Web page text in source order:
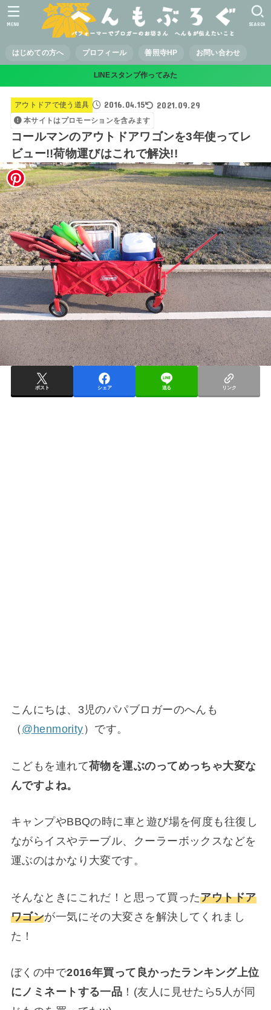
はじめての方へ プロフィール 善照寺HP お問い合わせ
SEARCH
MENU
LINEスタンプ作ってみた
アウトドアで使う道具 2016.04.15 2021.09.29
本サイトはプロモーションを含みます
コールマンのアウトドアワゴンを3年使ってレ
ビュー!!荷物運びはこれで解決!!
ポスト シェア 送る リンク
こんにちは、3児のパパブロガーのへんも
（ @henmority ）です。
こどもを連れて荷物を運ぶのってめっちゃ大変な
んですよね。
キャンプやBBQの時に車と遊び場を何度も往復し
ながらイスやテーブル、クーラーボックスなどを
運ぶのはかなり大変です。
そんなときにこれだ！と思って買ったアウトドア
ワゴンが一気にその大変さを解決してくれまし
た！
ぼくの中で2016年買って良かったランキング上位
にノミネートする一品 ！(友人に見せたら5人が同